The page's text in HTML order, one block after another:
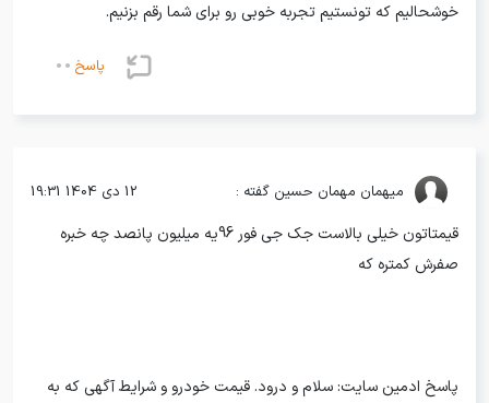
خوشحالیم که تونستیم تجربه خوبی رو برای شما رقم بزنیم.
پاسخ
میهمان مهمان حسین گفته : 12 دی 1404 19:31
قیمتاتون خیلی بالاست جک جی فور 96یه میلیون پانصد چه خبره
صفرش کمتره که
پاسخ ادمین سایت: سلام و درود. قیمت خودرو و شرایط آگهی که به